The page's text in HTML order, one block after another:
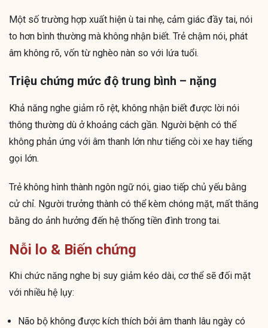
Một số trường hợp xuất hiện ù tai nhẹ, cảm giác đầy tai, nói
to hơn bình thường mà không nhận biết. Trẻ chậm nói, phát
âm không rõ, vốn từ nghèo nàn so với lứa tuổi.
Triệu chứng mức độ trung bình – nặng
Khả năng nghe giảm rõ rệt, không nhận biết được lời nói
thông thường dù ở khoảng cách gần. Người bệnh có thể
không phản ứng với âm thanh lớn như tiếng còi xe hay tiếng
gọi lớn.
Trẻ không hình thành ngôn ngữ nói, giao tiếp chủ yếu bằng
cử chỉ. Người trưởng thành có thể kèm chóng mặt, mất thăng
bằng do ảnh hưởng đến hệ thống tiền đình trong tai.
Nỗi lo & Biến chứng
Khi chức năng nghe bị suy giảm kéo dài, cơ thể sẽ đối mặt
với nhiều hệ lụy:
Não bộ không được kích thích bởi âm thanh lâu ngày có